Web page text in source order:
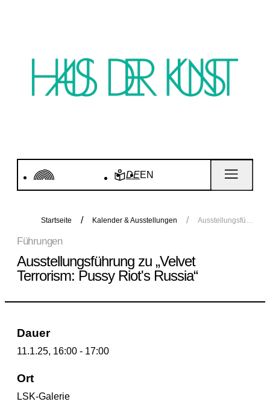
DEEN
Startseite Kalender & Ausstellungen Ausstellungsführung zu „Velvet Terrorism: Pussy Riot's Russia“
Führungen
Ausstellungsführung zu „Velvet
Terrorism: Pussy Riot's Russia“
Dauer
11.1.25, 16:00 - 17:00
Ort
LSK-Galerie